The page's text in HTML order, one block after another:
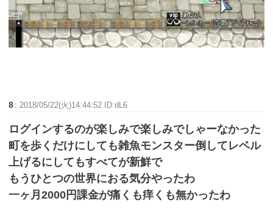
8 : 2018/05/22(火)14:44:52 ID:dL6
ログインするのが楽しみで楽しみでしゃーなかった
町を歩くだけにしても雑魚モンスター倒してレベル
上げるにしてもすべてが新鮮で
もうひとつの世界におる気分やったわ
一ヶ月2000円課金が痛くも痒くも無かったわ